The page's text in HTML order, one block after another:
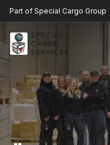
Part of Special Cargo Group
Special Cargo Group
Special Cargo College
Isologic